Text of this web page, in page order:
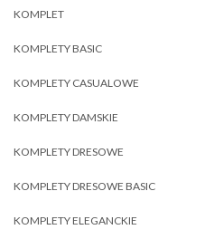
KOMPLET
KOMPLETY BASIC
KOMPLETY CASUALOWE
KOMPLETY DAMSKIE
KOMPLETY DRESOWE
KOMPLETY DRESOWE BASIC
KOMPLETY ELEGANCKIE